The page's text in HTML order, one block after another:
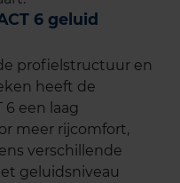
6 geluid
profielstructuur en
heeft de
6 een laag
meer rijcomfort,
verschillende
geluidsniveau